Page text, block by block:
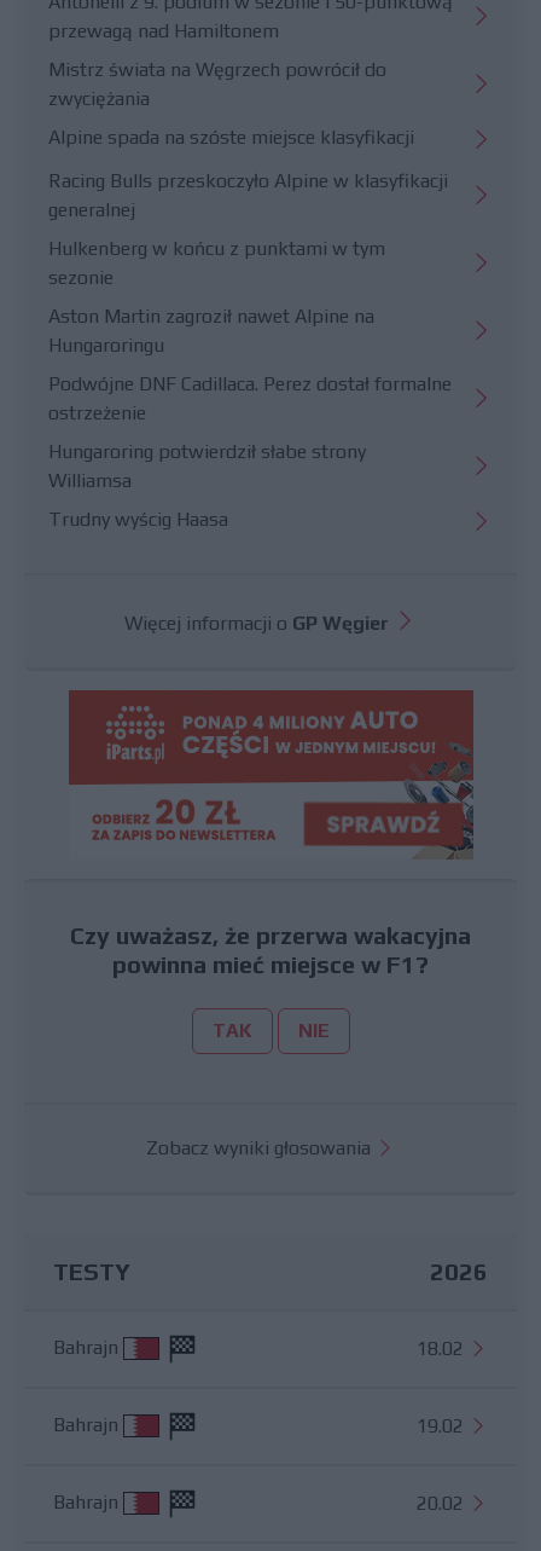
przewagą nad Hamiltonem
Mistrz świata na Węgrzech powrócił do
zwyciężania
Alpine spada na szóste miejsce klasyfikacji
Racing Bulls przeskoczyło Alpine w klasyfikacji
generalnej
Hulkenberg w końcu z punktami w tym
sezonie
Aston Martin zagroził nawet Alpine na
Hungaroringu
Podwójne DNF Cadillaca. Perez dostał formalne
ostrzeżenie
Hungaroring potwierdził słabe strony
Williamsa
Trudny wyścig Haasa
Więcej informacji o GP Węgier
Czy uważasz, że przerwa wakacyjna
powinna mieć miejsce w F1?
TAK NIE
Zobacz wyniki głosowania
TESTY 2026
Bahrajn 18.02
Bahrajn 19.02
Bahrajn 20.02